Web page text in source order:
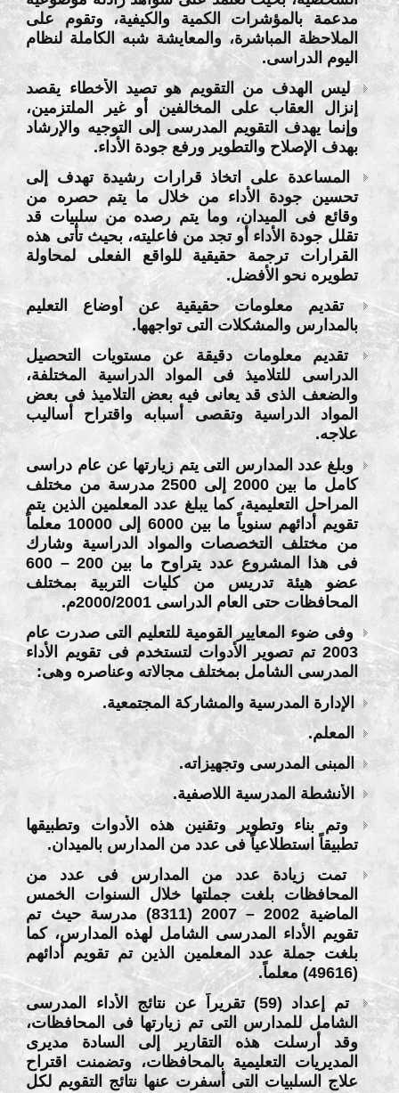
مدعمة بالمؤشرات الكمية والكيفية، وتقوم على
الملاحظة المباشرة، والمعايشة شبه الكاملة لنظام
اليوم الدراسى.
ليس الهدف من التقويم هو تصيد الأخطاء يقصد
إنزال العقاب على المخالفين أو غير الملتزمين،
وإنما يهدف التقويم المدرسى إلى التوجيه والإرشاد
بهدف الإصلاح والتطوير ورفع جودة الأداء.
المساعدة على اتخاذ قرارات رشيدة تهدف إلى
تحسين جودة الأداء من خلال ما يتم حصره من
وقائع فى الميدان، وما يتم رصده من سلبيات قد
تقلل جودة الأداء أو تجد من فاعليته، بحيث تأتى هذه
القرارات ترجمة حقيقية للواقع الفعلى لمحاولة
تطويره نحو الأفضل.
تقديم معلومات حقيقية عن أوضاع التعليم
بالمدارس والمشكلات التى تواجهها.
تقديم معلومات دقيقة عن مستويات التحصيل
الدراسى للتلاميذ فى المواد الدراسية المختلفة،
والضعف الذى قد يعانى فيه بعض التلاميذ فى بعض
المواد الدراسية وتقصى أسبابه واقتراح أساليب
علاجه.
وبلغ عدد المدارس التى يتم زيارتها عن عام دراسى
كامل ما بين 2000 إلى 2500 مدرسة من مختلف
المراحل التعليمية، كما يبلغ عدد المعلمين الذين يتم
تقويم أدائهم سنوياً ما بين 6000 إلى 10000 معلماً
من مختلف التخصصات والمواد الدراسية وشارك
فى هذا المشروع عدد يتراوح ما بين 200 – 600
عضو هيئة تدريس من كليات التربية بمختلف
المحافظات حتى العام الدراسى 2000/2001م.
وفى ضوء المعايير القومية للتعليم التى صدرت عام
2003 تم تصوير الأدوات لتستخدم فى تقويم الأداء
المدرسى الشامل بمختلف مجالاته وعناصره وهى:
الإدارة المدرسية والمشاركة المجتمعية.
المعلم.
المبنى المدرسى وتجهيزاته.
الأنشطة المدرسية اللاصفية.
وتم بناء وتطوير وتقنين هذه الأدوات وتطبيقها
تطبيقاً استطلاعياً فى عدد من المدارس بالميدان.
تمت زيادة عدد من المدارس فى عدد من
المحافظات بلغت جملتها خلال السنوات الخمس
الماضية 2002 – 2007 (8311) مدرسة حيث تم
تقويم الأداء المدرسى الشامل لهذه المدارس، كما
بلغت جملة عدد المعلمين الذين تم تقويم أدائهم
(49616) معلماً.
تم إعداد (59) تقريراً عن نتائج الأداء المدرسى
الشامل للمدارس التى تم زيارتها فى المحافظات،
وقد أرسلت هذه التقارير إلى السادة مديرى
المديريات التعليمية بالمحافظات، وتضمنت اقتراح
علاج السلبيات التى أسفرت عنها نتائج التقويم لكل